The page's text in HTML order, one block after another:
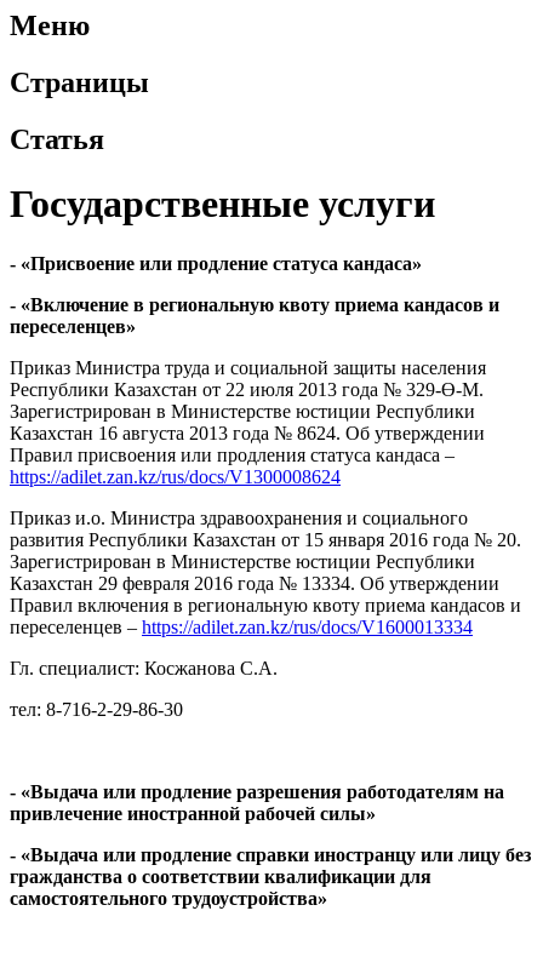
Меню
Страницы
Статья
Государственные услуги
- «Присвоение или продление статуса кандаса»
- «Включение в региональную квоту приема кандасов и
переселенцев»
Приказ Министра труда и социальной защиты населения
Республики Казахстан от 22 июля 2013 года № 329-Ө-М.
Зарегистрирован в Министерстве юстиции Республики
Казахстан 16 августа 2013 года № 8624. Об утверждении
Правил присвоения или продления статуса кандаса –
https://adilet.zan.kz/rus/docs/V1300008624
Приказ и.о. Министра здравоохранения и социального
развития Республики Казахстан от 15 января 2016 года № 20.
Зарегистрирован в Министерстве юстиции Республики
Казахстан 29 февраля 2016 года № 13334. Об утверждении
Правил включения в региональную квоту приема кандасов и
переселенцев – https://adilet.zan.kz/rus/docs/V1600013334
Гл. специалист: Косжанова С.А.
тел: 8-716-2-29-86-30
- «Выдача или продление разрешения работодателям на
привлечение иностранной рабочей силы»
- «Выдача или продление справки иностранцу или лицу без
гражданства о соответствии квалификации для
самостоятельного трудоустройства»